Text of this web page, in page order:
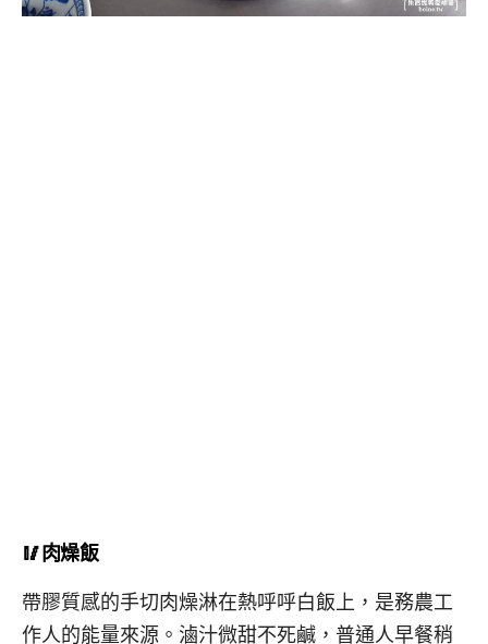
🥢肉燥飯
帶膠質感的手切肉燥淋在熱呼呼白飯上，是務農工
作人的能量來源。滷汁微甜不死鹹，普通人早餐稍